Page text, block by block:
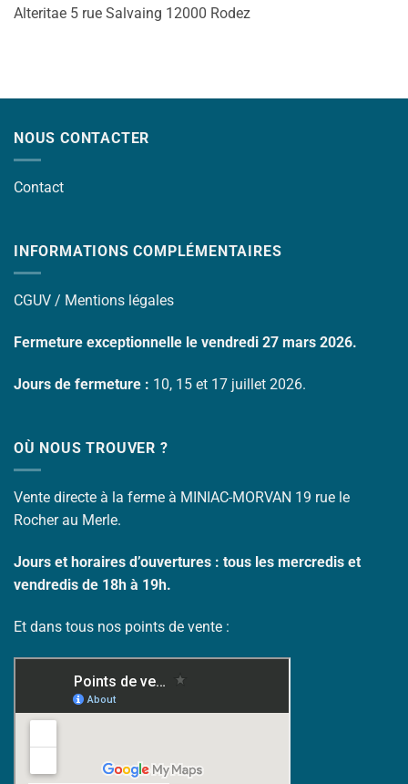
Alteritae 5 rue Salvaing 12000 Rodez
NOUS CONTACTER
Contact
INFORMATIONS COMPLÉMENTAIRES
CGUV / Mentions légales
Fermeture exceptionnelle le vendredi 27 mars 2026.
Jours de fermeture : 10, 15 et 17 juillet 2026.
OÙ NOUS TROUVER ?
Vente directe à la ferme à MINIAC-MORVAN 19 rue le
Rocher au Merle.
Jours et horaires d’ouvertures : tous les mercredis et
vendredis de 18h à 19h.
Et dans tous nos points de vente :